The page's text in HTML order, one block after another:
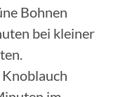
Bohnen
bei kleiner